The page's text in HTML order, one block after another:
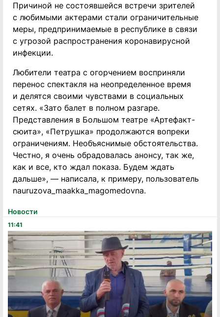
Новости
11:41
Причиной не состоявшейся встречи зрителей
с любимыми актерами стали ограничительные
меры, предпринимаемые в республике в связи
с угрозой распространения коронавирусной
инфекции.
Любители театра с огорчением восприняли
перенос спектакля на неопределенное время
и делятся своими чувствами в социальных
сетях. «Зато балет в полном разгаре.
Представления в Большом театре «Артефакт-
сюита», «Петрушка» продолжаются вопреки
ограничениям. Необъяснимые обстоятельства.
Честно, я очень обрадовалась анонсу, так же,
как и все, кто ждал показа. Будем ждать
дальше», — написала, к примеру, пользователь
nauruzova_maakka_magomedovna.